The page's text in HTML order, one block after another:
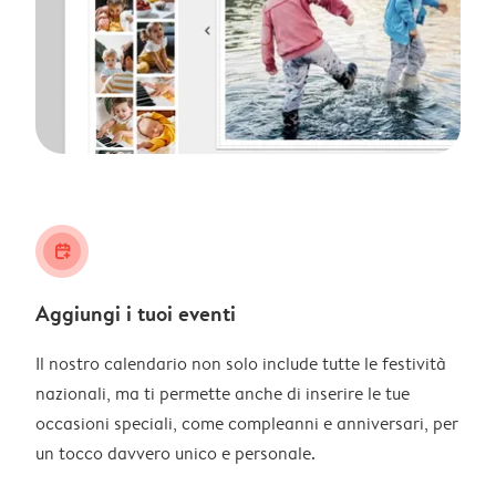
calendar_plus
Aggiungi i tuoi eventi
Il nostro calendario non solo include tutte le festività
nazionali, ma ti permette anche di inserire le tue
occasioni speciali, come compleanni e anniversari, per
un tocco davvero unico e personale.